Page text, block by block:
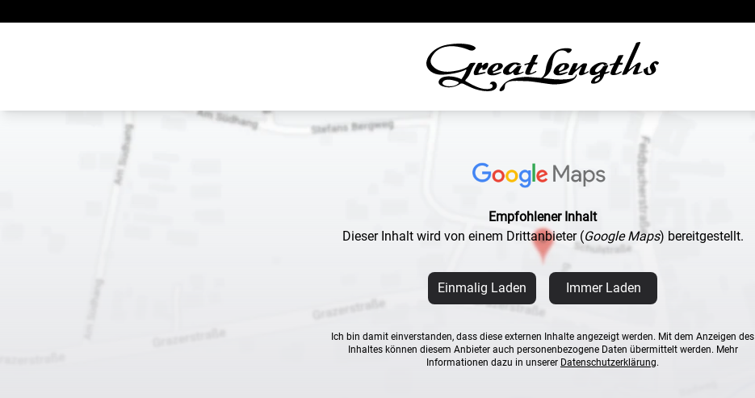
Empfohlener Inhalt
Dieser Inhalt wird von einem Drittanbieter (Google Maps) bereitgestellt.
Einmalig Laden Immer Laden
Ich bin damit einverstanden, dass diese externen Inhalte angezeigt werden. Mit dem Anzeigen des
Inhaltes können diesem Anbieter auch personenbezogene Daten übermittelt werden. Mehr
Informationen dazu in unserer Datenschutzerklärung.